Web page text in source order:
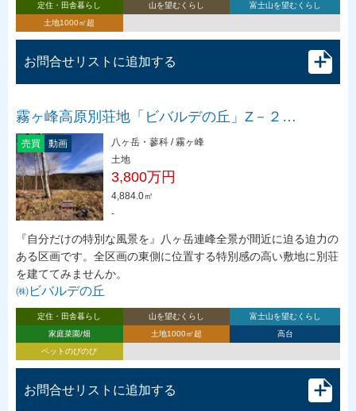
定住・田舎暮らし 山を望むくらし
富士山を望むくらし
土地1000㎡超
お問合せリストに追加する
霧ヶ峰高原別荘地「ビバルデの丘」Z－２…
売買 動画
八ヶ岳・蓼科 / 霧ヶ峰
土地
3,800万円
4,884.0㎡
-
『自分だけの特別な風景を』八ヶ岳連峰全景が間近に迫る迫力の
ある区画です。全区画の東側に位置する特別感の高い敷地に別荘
を建ててみませんか。
㈱ビバルデの丘
定住・田舎暮らし 山を望むくらし
富士山を望むくらし
家庭菜園/畑
土地1000㎡超
高台
ペットのびのび
お問合せリストに追加する